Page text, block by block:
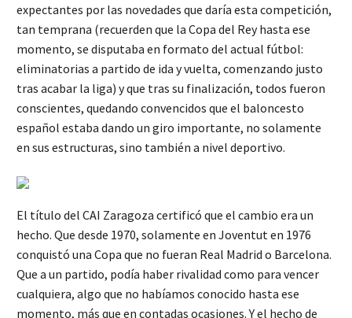
expectantes por las novedades que daría esta competición,
tan temprana (recuerden que la Copa del Rey hasta ese
momento, se disputaba en formato del actual fútbol:
eliminatorias a partido de ida y vuelta, comenzando justo
tras acabar la liga) y que tras su finalización, todos fueron
conscientes, quedando convencidos que el baloncesto
español estaba dando un giro importante, no solamente
en sus estructuras, sino también a nivel deportivo.
El título del CAI Zaragoza certificó que el cambio era un
hecho. Que desde 1970, solamente en Joventut en 1976
conquistó una Copa que no fueran Real Madrid o Barcelona.
Que a un partido, podía haber rivalidad como para vencer
cualquiera, algo que no habíamos conocido hasta ese
momento, más que en contadas ocasiones. Y el hecho de